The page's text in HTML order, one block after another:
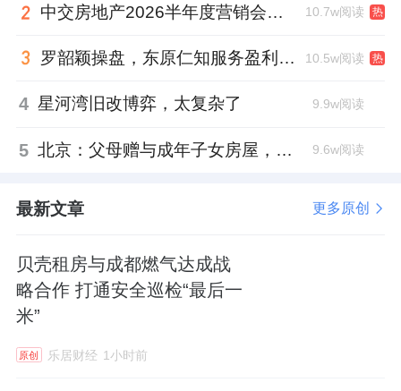
中交房地产2026半年度营销会，绿城祝军现身了 10.7w阅读 热
罗韶颖操盘，东原仁知服务盈利仍在爬坡 10.5w阅读 热
4 星河湾旧改博弈，太复杂了 9.9w阅读
5 北京：父母赠与成年子女房屋，不再核验子女的购房资格 9.6w阅读
最新文章 更多原创
贝壳租房与成都燃气达成战
略合作 打通安全巡检“最后一
米”
原创 乐居财经 1小时前